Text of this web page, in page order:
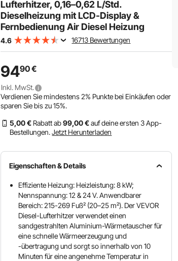
Lufterhitzer, 0,16–0,62 L/Std.
Dieselheizung mit LCD-Display &
Fernbedienung Air Diesel Heizung
4.6 16713 Bewertungen
9490€
Inkl. MwSt.
Verdienen Sie mindestens2% Punkte bei Einkäufen oder
sparen Sie bis zu15%.
5,00 € Rabatt ab99,00 €auf deine ersten 3 App-
Bestellungen. Jetzt Herunterladen
Eigenschaften & Details
Effiziente Heizung: Heizleistung: 8 kW;
Nennspannung: 12 & 24 V. Anwendbarer
Bereich: 215-269 Fuß² (20–25 m²). Der VEVOR
Diesel-Lufterhitzer verwendet einen
sandgestrahlten Aluminium-Wärmetauscher für
eine schnelle Wärmeerzeugung und
-übertragung und sorgt so innerhalb von 10
Minuten für eine angenehme Temperatur in